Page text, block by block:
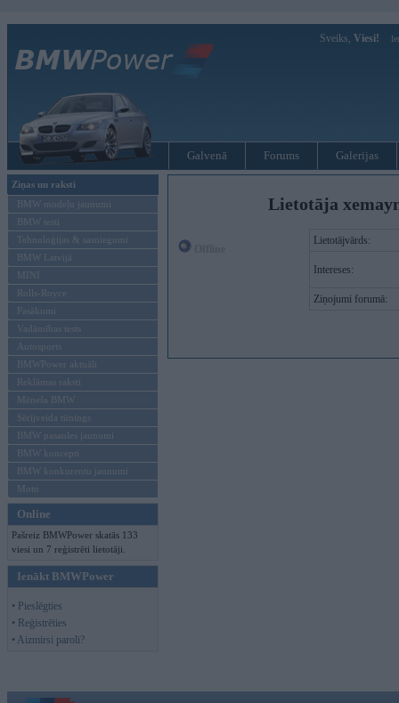
Sveiks, Viesi!
Galvenā Forums Galerijas
Ziņas un raksti
BMW modeļu jaunumi
BMW testi
Tehnoloģijas & sasniegumi
BMW Latvijā
MINI
Rolls-Royce
Pasākumi
Vadāmības tests
Autosports
BMWPower aktuāli
Reklāmas raksti
Mēneša BMW
Sērijveida tūnings
BMW pasaules jaunumi
BMW koncepti
BMW konkurentu jaunumi
Moto
Online
Pašreiz BMWPower skatās 133
viesi un 7 reģistrēti lietotāji.
Ienākt BMWPower
• Pieslēgties
• Reģistrēties
• Aizmirsi paroli?
Lietotāja
Lietotājvārds:
Intereses:
Ziņojumi forumā: